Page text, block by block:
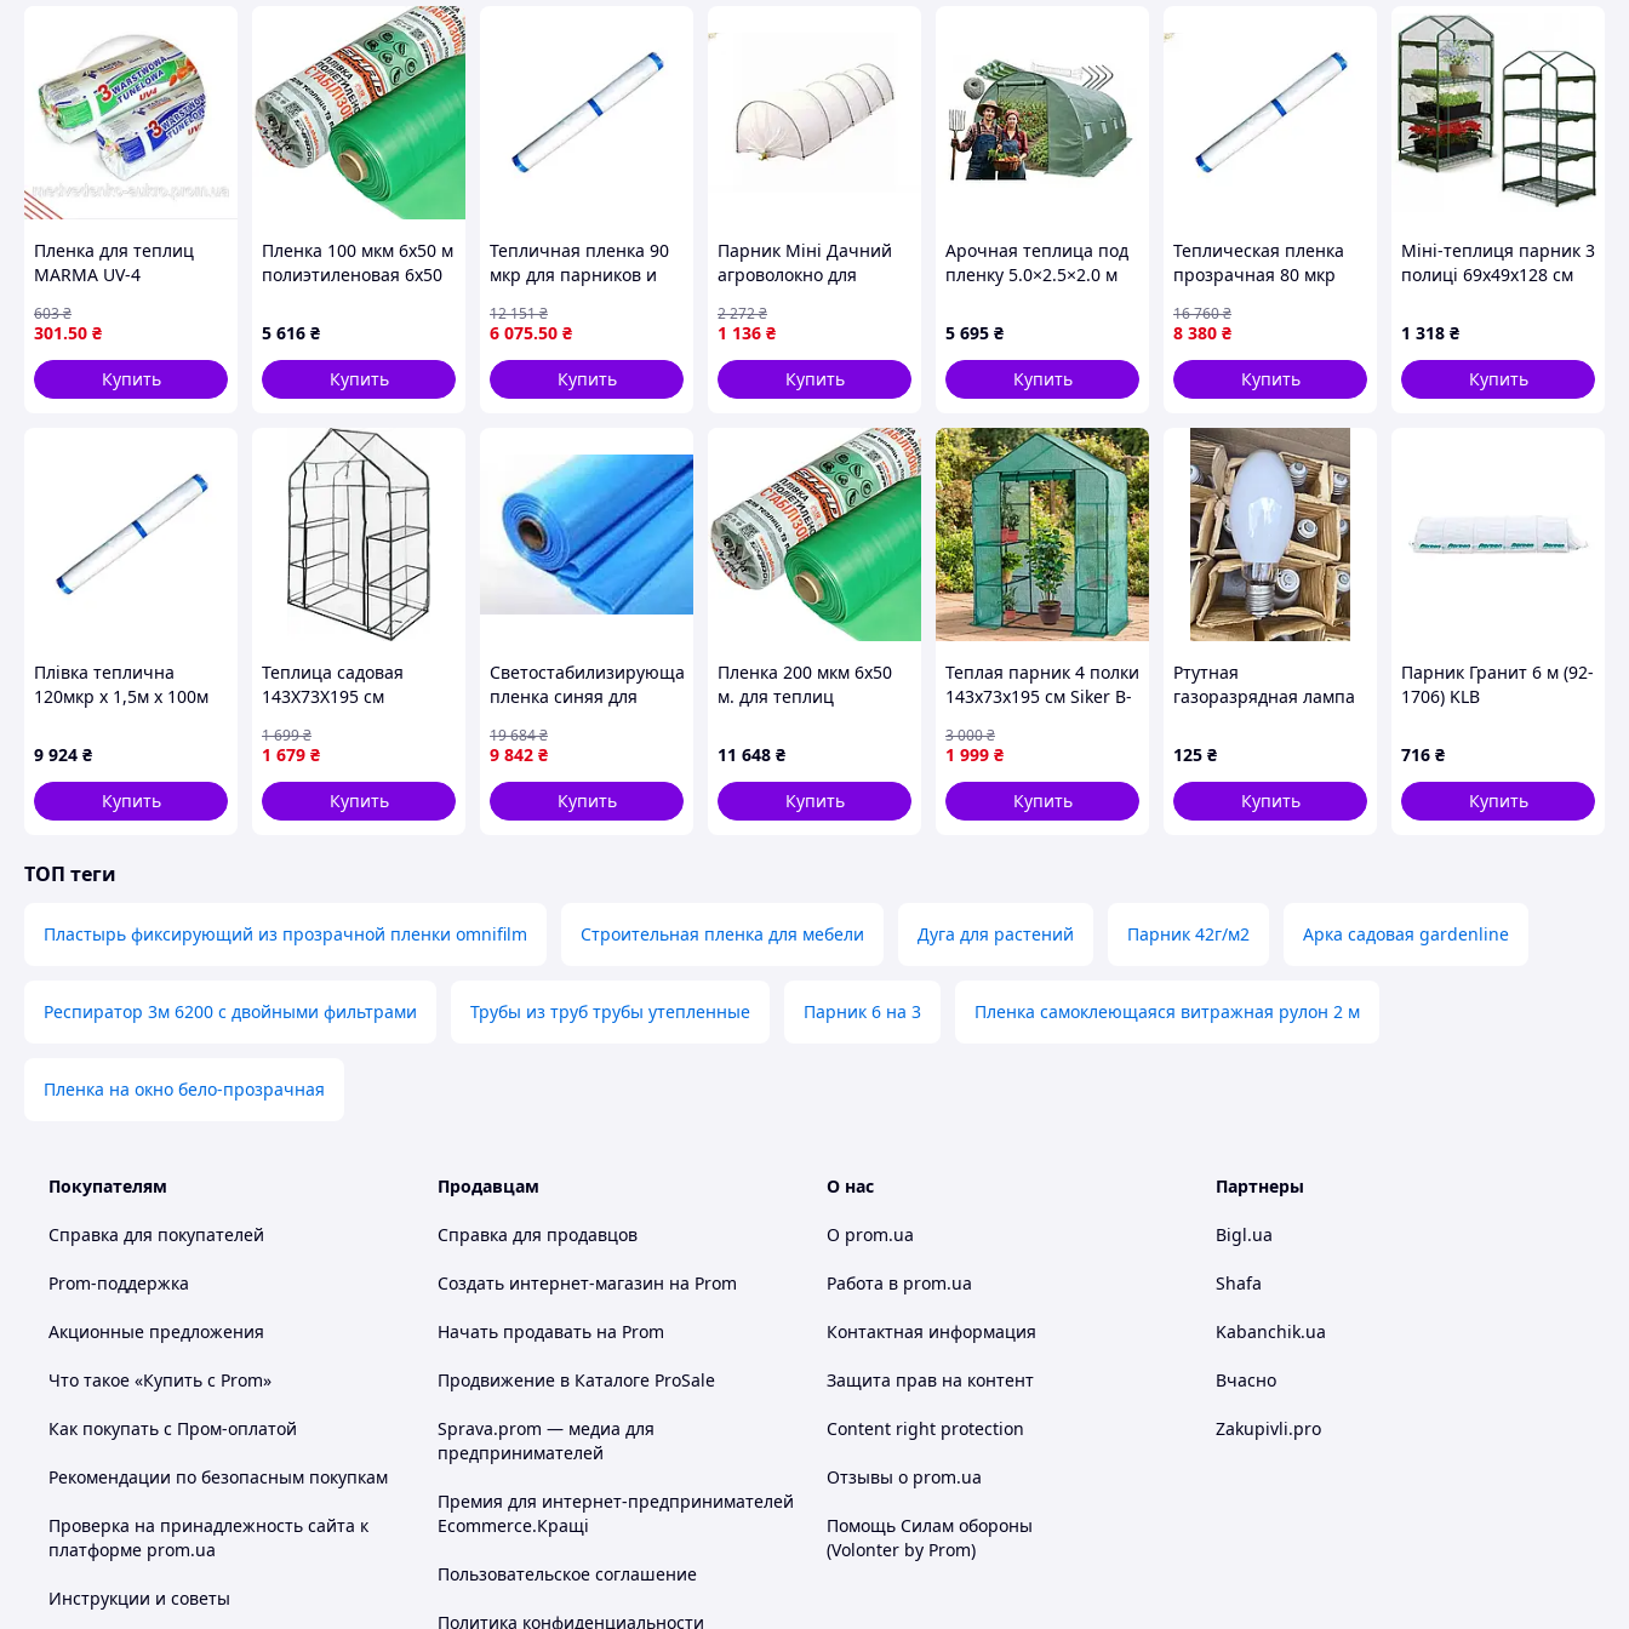
Пленка для теплиц
MARMA UV-4
защиты растений и
создания
оптимального
микроклимата
301.50 ₴
603₴
Купить
Пленка 100 мкм 6х50 м
полиэтиленовая 6х50
клеенка для теплиц
5 616 ₴
Купить
Тепличная пленка 90
мкр для парников и
защиты растений и
поддержания
температуры
6 075.50 ₴
12 151₴
Купить
Парник Міні Дачний
агроволокно для
захист від морозу та
спеки
1 136 ₴
2 272₴
Купить
Арочная теплица под
пленку 5.0×2.5×2.0 м
садовая
5 695 ₴
Купить
Теплическая пленка
прозрачная 80 мкр
теплиц защита
растений от
заморозков
8 380 ₴
16 760₴
Купить
Міні-теплиця парник 3
полиці 69х49х128 см
1 318 ₴
Купить
Плівка теплична
120мкр х 1,5м х 100м
9 924 ₴
Купить
Теплица садовая
143X73X195 см
1 679 ₴
1 699₴
Купить
Светостабилизирующая
пленка синяя для
теплиц 120 мкм 50 м
ТМ УНІ-ПАК
9 842 ₴
19 684₴
Купить
Пленка 200 мкм 6х50
м. для теплиц
полиэтиленовая УФ 24
месяца
11 648 ₴
Купить
Теплая парник 4 полки
143х73х195 см Siker B-
практичная
качественная
1 999 ₴
3 000₴
Купить
Ртутная
газоразрядная лампа
ДРЛ 250w (работает от
дросселя)
125 ₴
Купить
Парник Гранит 6 м (92-
1706) KLB
716 ₴
Купить
ТОП теги
Пластырь фиксирующий из прозрачной пленки omnifilm Строительная пленка для мебели Дуга для растений Парник 42г/м2 Арка садовая gardenline
Респиратор 3м 6200 с двойными фильтрами Трубы из труб трубы утепленные Парник 6 на 3 Пленка самоклеющаяся витражная рулон 2 м
Пленка на окно бело-прозрачная
Покупателям
Справка для покупателей
Prom-поддержка
Акционные предложения
Что такое «Купить с Prom»
Как покупать с Пром-оплатой
Рекомендации по безопасным покупкам
Проверка на принадлежность сайта к
платформе prom.ua
Инструкции и советы
Продавцам
Справка для продавцов
Создать интернет-магазин на Prom
Начать продавать на Prom
Продвижение в Каталоге ProSale
Sprava.prom — медиа для
предпринимателей
Премия для интернет-предпринимателей
Ecommerce.Кращі
Пользовательское соглашение
Политика конфиденциальности
О нас
О prom.ua
Работа в prom.ua
Контактная информация
Защита прав на контент
Content right protection
Отзывы о prom.ua
Помощь Силам обороны
(Volonter by Prom)
Партнеры
Bigl.ua
Shafa
Kabanchik.ua
Вчасно
Zakupivli.pro